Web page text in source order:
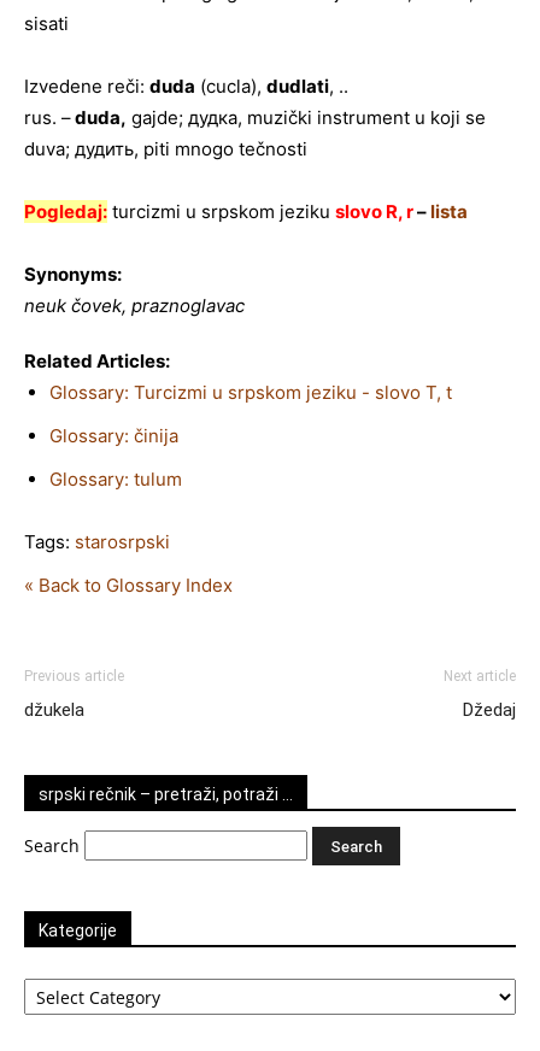
sisati
Izvedene reči: duda (cucla), dudlati, ..
rus. –duda, gajde; дудка, muzički instrument u koji se
duva; дудить, piti mnogo tečnosti
Pogledaj: turcizmi u srpskom jeziku slovo R, r–lista
Synonyms:
neuk čovek, praznoglavac
Related Articles:
Glossary: Turcizmi u srpskom jeziku - slovo T, t
Glossary: činija
Glossary: tulum
Tags: starosrpski
« Back to Glossary Index
Previous article
džukela
Next article
Džedaj
srpski rečnik – pretraži, potraži …
Search
Kategorije
Kategorije